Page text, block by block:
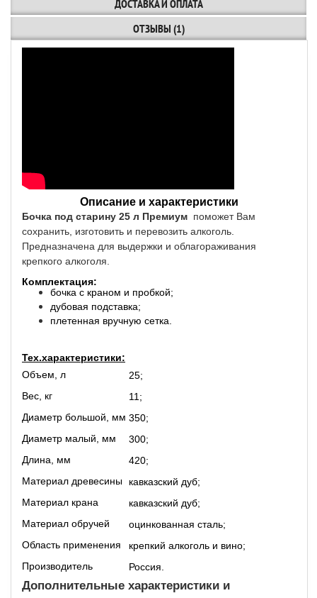
ДОСТАВКА И ОПЛАТА
ОТЗЫВЫ (1)
Описание и характеристики
Бочка под старину 25 л Премиум поможет Вам
сохранить, изготовить и перевозить алкоголь.
Предназначена для выдержки и облагораживания
крепкого алкоголя.
Комплектация:
бочка с краном и пробкой;
дубовая подставка;
плетенная вручную сетка.
Тех.характеристики:
Объем, л
25;
Вес, кг
11;
Диаметр большой, мм 350;
Диаметр малый, мм
300;
Длина, мм
420;
Материал древесины
кавказский дуб;
Материал крана
кавказский дуб;
Материал обручей
оцинкованная сталь;
Область применения
крепкий алкоголь и вино;
Производитель
Россия.
Дополнительные характеристики и